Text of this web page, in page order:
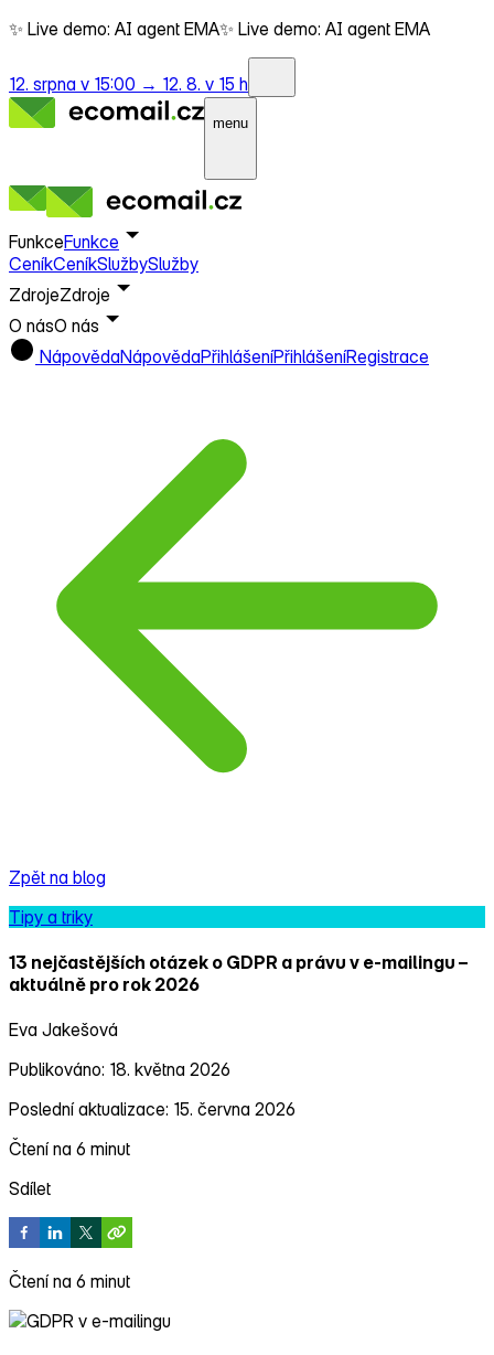
✨ Live demo: AI agent EMA✨ Live demo: AI agent EMA
12. srpna v 15:00 → 12. 8. v 15 h
menu
FunkceFunkce
CeníkCeníkSlužbySlužby
ZdrojeZdroje
O násO nás
NápovědaNápovědaPřihlášeníPřihlášeníRegistrace
Zpět na blog
Tipy a triky
13 nejčastějších otázek o GDPR a právu v e‑mailingu –
aktuálně pro rok 2026
Eva Jakešová
Publikováno: 18. května 2026
Poslední aktualizace: 15. června 2026
Čtení na 6 minut
Sdílet
Čtení na 6 minut